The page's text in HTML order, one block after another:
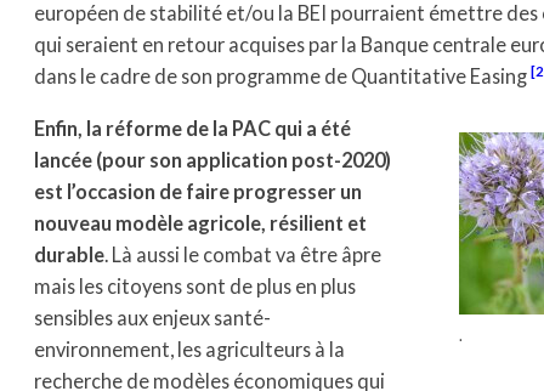
européen de stabilité et/ou la BEI pourraient émettre
qui seraient en retour acquises par la Banque centrale
dans le cadre de son programme de Quantitative Easing
.
Enfin, la réforme de la PAC qui a été
lancée (pour son application post-2020)
est l’occasion de faire progresser un
nouveau modèle agricole, résilient et
durable. Là aussi le combat va être âpre
mais les citoyens sont de plus en plus
sensibles aux enjeux santé-
environnement, les agriculteurs à la
recherche de modèles économiques qui